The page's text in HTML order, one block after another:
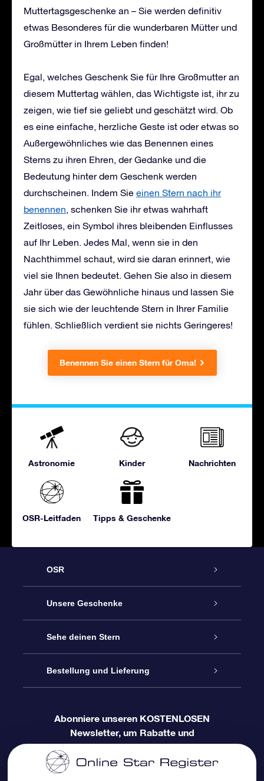
Muttertagsgeschenke an – Sie werden definitiv
etwas Besonderes für die wunderbaren Mütter und
Großmütter in Ihrem Leben finden!
Egal, welches Geschenk Sie für Ihre Großmutter an
diesem Muttertag wählen, das Wichtigste ist, ihr zu
zeigen, wie tief sie geliebt und geschätzt wird. Ob
es eine einfache, herzliche Geste ist oder etwas so
Außergewöhnliches wie das Benennen eines
Sterns zu ihren Ehren, der Gedanke und die
Bedeutung hinter dem Geschenk werden
durchscheinen. Indem Sie einen Stern nach ihr
benennen, schenken Sie ihr etwas wahrhaft
Zeitloses, ein Symbol ihres bleibenden Einflusses
auf Ihr Leben. Jedes Mal, wenn sie in den
Nachthimmel schaut, wird sie daran erinnert, wie
viel sie Ihnen bedeutet. Gehen Sie also in diesem
Jahr über das Gewöhnliche hinaus und lassen Sie
sie sich wie der leuchtende Stern in Ihrer Familie
fühlen. Schließlich verdient sie nichts Geringeres!
Benennen Sie einen Stern für Oma!
Astronomie Kinder Nachrichten
OSR-Leitfaden Tipps & Geschenke
OSR
Service
Kontakt
Blog
Unsere Geschenke
Sterne schenken
OSR-Geschenkpaket
OSR-Geschenkgutschein
Firmengeschenke
Sehe deinen Stern
Sternregister
Personalisierte Sternseite
One Million Stars
Bestellung und Lieferung
Zahlungsinformationen
Versandinformationen
Abonniere unseren KOSTENLOSEN
Newsletter, um Rabatte und
Produktneuigkeiten zu erhalten